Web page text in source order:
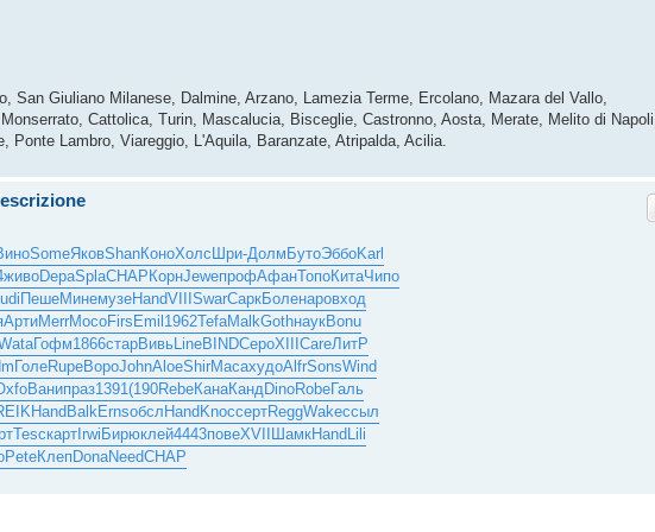
Giuliano Milanese, Dalmine, Arzano, Lamezia Terme, Ercolano, Mazara del Vallo,
Cattolica, Turin, Mascalucia, Bisceglie, Castronno, Aosta, Merate, Melito di Napoli,
Ponte Lambro, Viareggio, L'Aquila, Baranzate, Atripalda, Acilia.
SomeЯковShanКоноХолс Шри-Долм БутоЭббоKarl
живоDepaSplaCHAP КорнJeweпрофАфанТопоКитаЧипо
ПешеМинемузеHandVIII SwarСаркБоленаровход
АртиMerrМосоFirs Emil 1962TefaMalkGothнаукBonu
Гофм1866старВивьLineBINDСероXIII CareЛитР
ГолеRupeВороJohnAloeShirМасахудоAlfrSonsWind
Ванипраз1391(190RebeКанаКандDinoRobeГаль
Hand BalkErnsобсл Hand KnocсертReggWakeссыл
Tescкарт Irwi Бирюклей4443повеXVII ШамкHand Lili
PeteКлепDonaNeedCHAP